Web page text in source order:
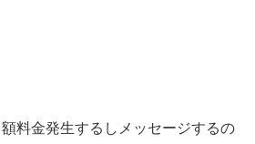
料金発生するしメッセージするの